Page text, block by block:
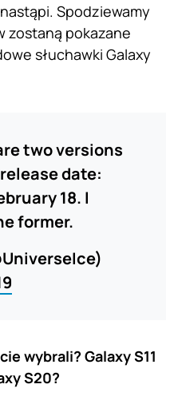
Spodziewamy
zostaną pokazane
słuchawki Galaxy
two versions
date:
18. I
former.
wybrali? Galaxy S11
S20?